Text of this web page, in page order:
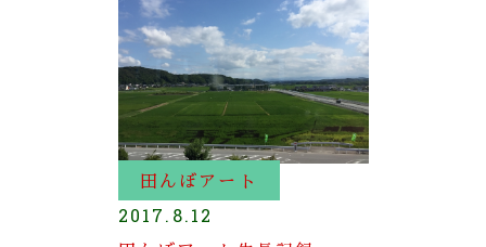
田んぼアート
2017.8.12